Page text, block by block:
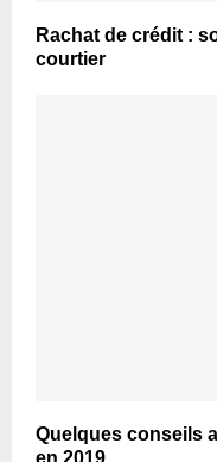
Rachat de crédit :
courtier
Quelques conseils